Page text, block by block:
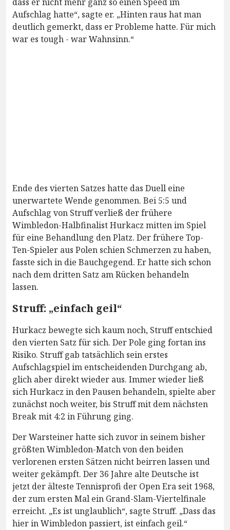
Aufschlag hatte“, sagte er. „Hinten raus hat man
deutlich gemerkt, dass er Probleme hatte. Für mich
war es tough - war Wahnsinn.“
Ende des vierten Satzes hatte das Duell eine
unerwartete Wende genommen. Bei 5:5 und
Aufschlag von Struff verließ der frühere
Wimbledon-Halbfinalist Hurkacz mitten im Spiel
für eine Behandlung den Platz. Der frühere Top-
Ten-Spieler aus Polen schien Schmerzen zu haben,
fasste sich in die Bauchgegend. Er hatte sich schon
nach dem dritten Satz am Rücken behandeln
lassen.
Struff: „einfach geil“
Hurkacz bewegte sich kaum noch, Struff entschied
den vierten Satz für sich. Der Pole ging fortan ins
Risiko. Struff gab tatsächlich sein erstes
Aufschlagspiel im entscheidenden Durchgang ab,
glich aber direkt wieder aus. Immer wieder ließ
sich Hurkacz in den Pausen behandeln, spielte aber
zunächst noch weiter, bis Struff mit dem nächsten
Break mit 4:2 in Führung ging.
Der Warsteiner hatte sich zuvor in seinem bisher
größten Wimbledon-Match von den beiden
verlorenen ersten Sätzen nicht beirren lassen und
weiter gekämpft. Der 36 Jahre alte Deutsche ist
jetzt der älteste Tennisprofi der Open Era seit 1968,
der zum ersten Mal ein Grand-Slam-Viertelfinale
erreicht. „Es ist unglaublich“, sagte Struff. „Dass das
hier in Wimbledon passiert, ist einfach geil.“